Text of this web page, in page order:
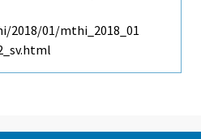
01/mthi_2018_01